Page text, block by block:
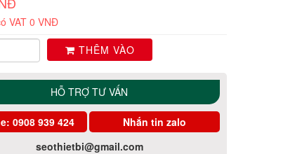
VAT 0 VNĐ
THÊM VÀO
HỖ TRỢ TƯ VẤN
0908 939 424
Nhắn tin zalo
seothietbi@gmail.com